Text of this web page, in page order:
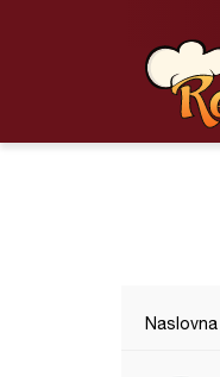
Naslovna